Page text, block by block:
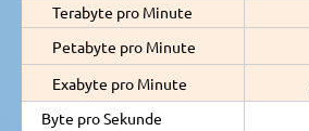
Terabyte pro Minute
Petabyte pro Minute
Exabyte pro Minute
Byte pro Sekunde